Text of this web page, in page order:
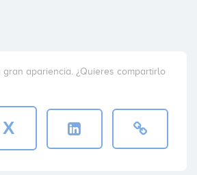
gran apariencia. ¿Quieres compartirlo
X